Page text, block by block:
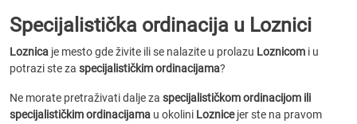
Specijalistička ordinacija u Loznici
Loznica je mesto gde živite ili se nalazite u prolazu Loznicom i u
potrazi ste za specijalističkim ordinacijama?
Ne morate pretraživati dalje za specijalističkom ordinacijom ili
specijalističkim ordinacijama u okolini Loznicejer ste na pravom